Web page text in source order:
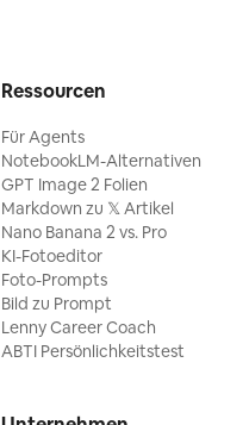
Ressourcen
Für Agents
NotebookLM-Alternativen
GPT Image 2 Folien
Markdown zu 𝕏 Artikel
Nano Banana 2 vs. Pro
KI-Fotoeditor
Foto-Prompts
Bild zu Prompt
Lenny Career Coach
ABTI Persönlichkeitstest